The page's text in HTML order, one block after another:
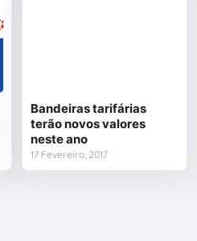
Bandeiras tarifárias
terão novos valores
neste ano
17 Fevereiro, 2017